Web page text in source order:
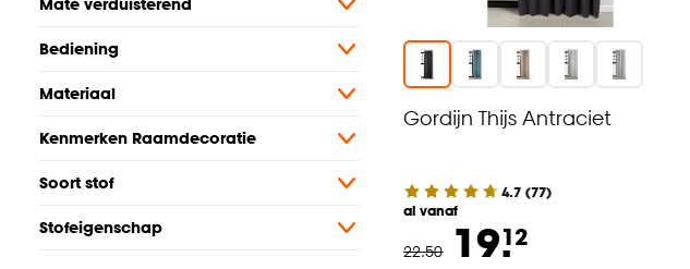
Mate verduisterend
Bediening
Materiaal
Kenmerken Raamdecoratie
Soort stof
Stofeigenschap
Gordijn Thijs Antraciet
4.7 (77)
al vanaf
22.50 19.12